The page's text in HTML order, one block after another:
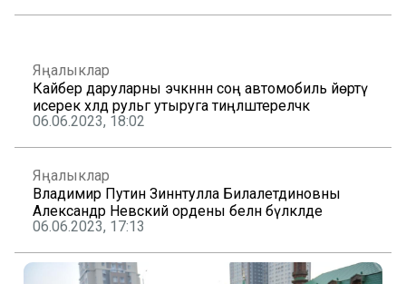
Яңалыклар
Кайбер даруларны эчкәннән соң автомобиль йөртү
исерек хәлдә рульгә утыруга тиңләштереләчәк
06.06.2023, 18:02
Яңалыклар
Владимир Путин Зиннәтулла Билалетдиновны
Александр Невский ордены белән бүләкләде
06.06.2023, 17:13